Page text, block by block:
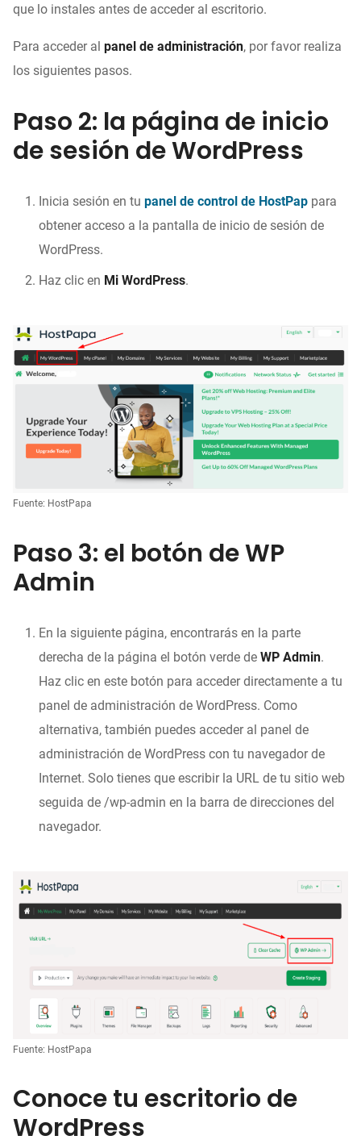
que lo instales antes de acceder al escritorio.
Para acceder al panel de administración, por favor realiza
los siguientes pasos.
Paso 2: la página de inicio
de sesión de WordPress
Inicia sesión en tu panel de control de HostPap para
obtener acceso a la pantalla de inicio de sesión de
WordPress.
Haz clic en Mi WordPress.
Fuente: HostPapa
Paso 3: el botón de WP
Admin
En la siguiente página, encontrarás en la parte
derecha de la página el botón verde de WP Admin.
Haz clic en este botón para acceder directamente a tu
panel de administración de WordPress. Como
alternativa, también puedes acceder al panel de
administración de WordPress con tu navegador de
Internet. Solo tienes que escribir la URL de tu sitio web
seguida de /wp-admin en la barra de direcciones del
navegador.
Fuente: HostPapa
Conoce tu escritorio de
WordPress